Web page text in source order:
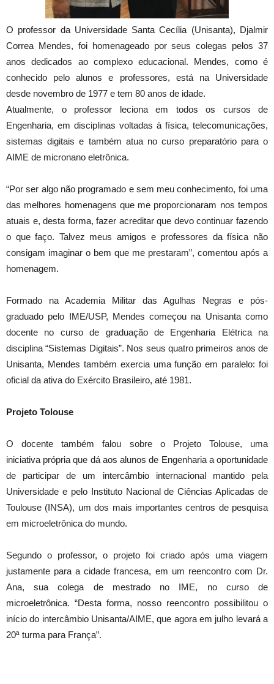
O professor da Universidade Santa Cecília (Unisanta), Djalmir
Correa Mendes, foi homenageado por seus colegas pelos 37
anos dedicados ao complexo educacional. Mendes, como é
conhecido pelo alunos e professores, está na Universidade
desde novembro de 1977 e tem 80 anos de idade.
Atualmente, o professor leciona em todos os cursos de
Engenharia, em disciplinas voltadas à física, telecomunicações,
sistemas digitais e também atua no curso preparatório para o
AIME de micronano eletrônica.
“Por ser algo não programado e sem meu conhecimento, foi uma
das melhores homenagens que me proporcionaram nos tempos
atuais e, desta forma, fazer acreditar que devo continuar fazendo
o que faço. Talvez meus amigos e professores da física não
consigam imaginar o bem que me prestaram”, comentou após a
homenagem.
Formado na Academia Militar das Agulhas Negras e pós-
graduado pelo IME/USP, Mendes começou na Unisanta como
docente no curso de graduação de Engenharia Elétrica na
disciplina “Sistemas Digitais”. Nos seus quatro primeiros anos de
Unisanta, Mendes também exercia uma função em paralelo: foi
oficial da ativa do Exército Brasileiro, até 1981.
Projeto Tolouse
O docente também falou sobre o Projeto Tolouse, uma
iniciativa própria que dá aos alunos de Engenharia a oportunidade
de participar de um intercâmbio internacional mantido pela
Universidade e pelo Instituto Nacional de Ciências Aplicadas de
Toulouse (INSA), um dos mais importantes centros de pesquisa
em microeletrônica do mundo.
Segundo o professor, o projeto foi criado após uma viagem
justamente para a cidade francesa, em um reencontro com Dr.
Ana, sua colega de mestrado no IME, no curso de
microeletrônica. “Desta forma, nosso reencontro possibilitou o
início do intercâmbio Unisanta/AIME, que agora em julho levará a
20ª turma para França”.